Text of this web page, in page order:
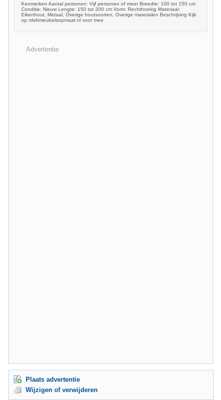
Kenmerken Aantal personen: Vijf personen of meer Breedte: 100 tot 150 cm
Conditie: Nieuw Lengte: 150 tot 200 cm Vorm: Rechthoekig Materiaal:
Eikenhout, Metaal, Overige houtsoorten, Overige materialen Beschrijving Kijk
op rdebmeubelsopmaat.nl voor mee
Advertentie
Plaats advertentie
Wijzigen of verwijderen